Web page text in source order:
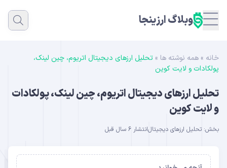
وبلاگ ارزینجا
خانه » همه نوشته ها » تحلیل ارزهای دیجیتال اتریوم، چین لینک،
پولکادات و لایت کوین
تحلیل ارزهای دیجیتال اتریوم، چین لینک، پولکادات
و لایت کوین
بخش: تحلیل ارزهای دیجیتالانتشار 6 سال قبل